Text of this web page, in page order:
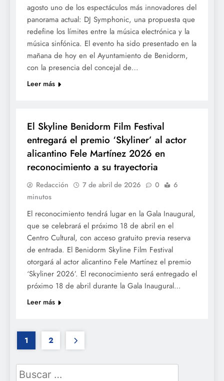
agosto uno de los espectáculos más innovadores del
panorama actual: DJ Symphonic, una propuesta que
redefine los límites entre la música electrónica y la
música sinfónica. El evento ha sido presentado en la
mañana de hoy en el Ayuntamiento de Benidorm,
con la presencia del concejal de…
Leer más
El Skyline Benidorm Film Festival
entregará el premio ‘Skyliner’ al actor
alicantino Fele Martínez 2026 en
reconocimiento a su trayectoria
Redacción 7 de abril de 2026 0
6
minutos
El reconocimiento tendrá lugar en la Gala Inaugural,
que se celebrará el próximo 18 de abril en el
Centro Cultural, con acceso gratuito previa reserva
de entrada. El Benidorm Skyline Film Festival
otorgará al actor alicantino Fele Martínez el premio
‘Skyliner 2026’. El reconocimiento será entregado el
próximo 18 de abril durante la Gala Inaugural…
Leer más
1 2
Buscar: